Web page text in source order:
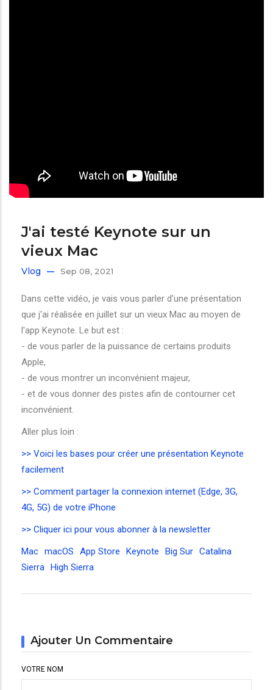
J'ai testé Keynote sur un
vieux Mac
Vlog Sep 08, 2021
Dans cette vidéo, je vais vous parler d'une présentation
que j'ai réalisée en juillet sur un vieux Mac au moyen de
l'app Keynote. Le but est :
- de vous parler de la puissance de certains produits
Apple,
- de vous montrer un inconvénient majeur,
- et de vous donner des pistes afin de contourner cet
inconvénient.
Aller plus loin :
>> Voici les bases pour créer une présentation Keynote
facilement
>> Comment partager la connexion internet (Edge, 3G,
4G, 5G) de votre iPhone
>> Cliquer ici pour vous abonner à la newsletter
Mac macOS App Store Keynote Big Sur Catalina
Sierra High Sierra
Ajouter Un Commentaire
VOTRE NOM